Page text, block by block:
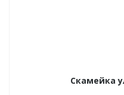
Скамейка